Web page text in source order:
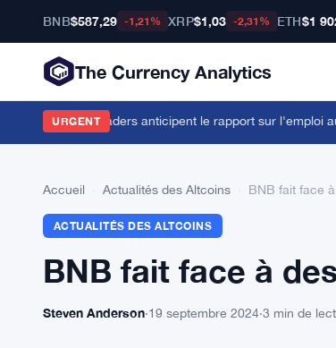
BNB$587,29 -1,21% XRP$1,03 -2,31% ETH$1
The Currency Analytics
URGENT
que les traders anticipent le rapport sur l'emploi aux
Accueil Actualités des Altcoins BNB fait face
ACTUALITÉS DES ALTCOINS
BNB fait face à
Steven Anderson·19 septembre 2024·3 min de